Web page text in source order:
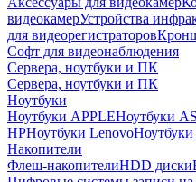
видеокамерУстройства
для видеорегистраторов
Софт для видеонаблюдения
Сервера, ноутбуки и ПК
Сервера, ноутбуки и ПК
Ноутбуки
Ноутбуки APPLEНоутбуки
HPНоутбуки LenovoНоутбуки
Накопители
Флеш-накопителиHDD диски